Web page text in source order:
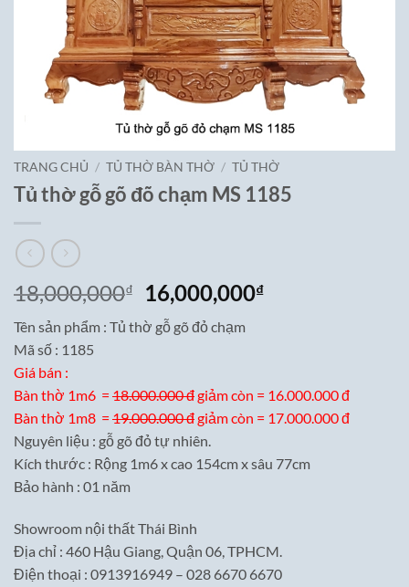
TRANG CHỦ / TỦ THỜ BÀN THỜ / TỦ THỜ
Tủ thờ gỗ gõ đõ chạm MS 1185
18,000,000₫
Giá
gốc
là:
16,000,000₫Giá
Tên sản phẩm : Tủ thờ gỗ gõ đỏ chạm
Mã số : 1185
Giá bán :
Bàn thờ 1m6 = 18.000.000 đgiảm còn = 16.000.000 đ
Bàn thờ 1m8 = 19.000.000 đgiảm còn = 17.000.000 đ
Nguyên liệu : gỗ gõ đỏ tự nhiên.
Kích thước : Rộng 1m6 x cao 154cm x sâu 77cm
Bảo hành : 01 năm
Showroom nội thất Thái Bình
Địa chỉ : 460 Hậu Giang, Quận 06, TPHCM.
Điện thoại : 0913916949 – 028 6670 6670